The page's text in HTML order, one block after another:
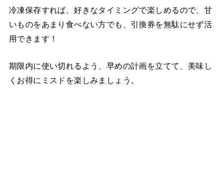
冷凍保存すれば、好きなタイミングで楽しめるので、甘
いものをあまり食べない方でも、引換券を無駄にせず活
用できます！
期限内に使い切れるよう、早めの計画を立てて、美味し
くお得にミスドを楽しみましょう。